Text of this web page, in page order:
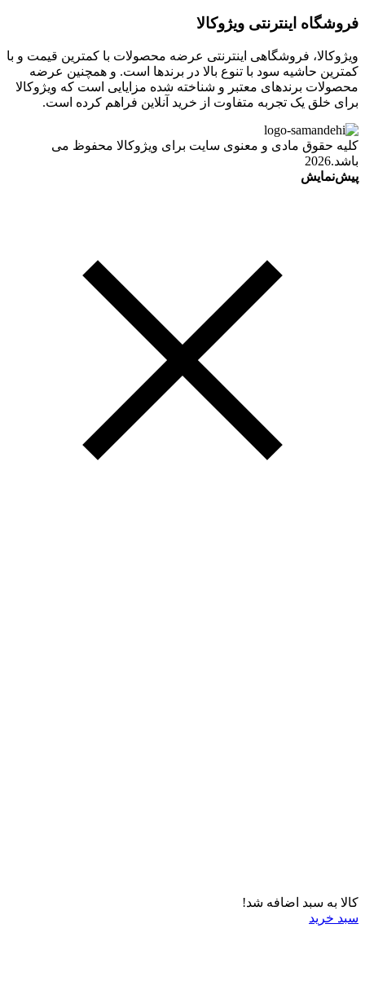
فروشگاه اینترنتی ویژوکالا
ویژوکالا، فروشگاهی اینترنتی عرضه محصولات با کمترین قیمت و با
کمترین حاشیه سود با تنوع بالا در برندها است. و همچنین عرضه
محصولات برندهای معتبر و شناخته شده مزایایی است که ویژوکالا
برای خلق یک تجربه متفاوت از خرید آنلاین فراهم کرده است.
کلیه حقوق مادی و معنوی سایت برای ویژوکالا محفوظ می
باشد.2026
پیش‌نمایش
کالا به سبد اضافه شد!
سبد خرید